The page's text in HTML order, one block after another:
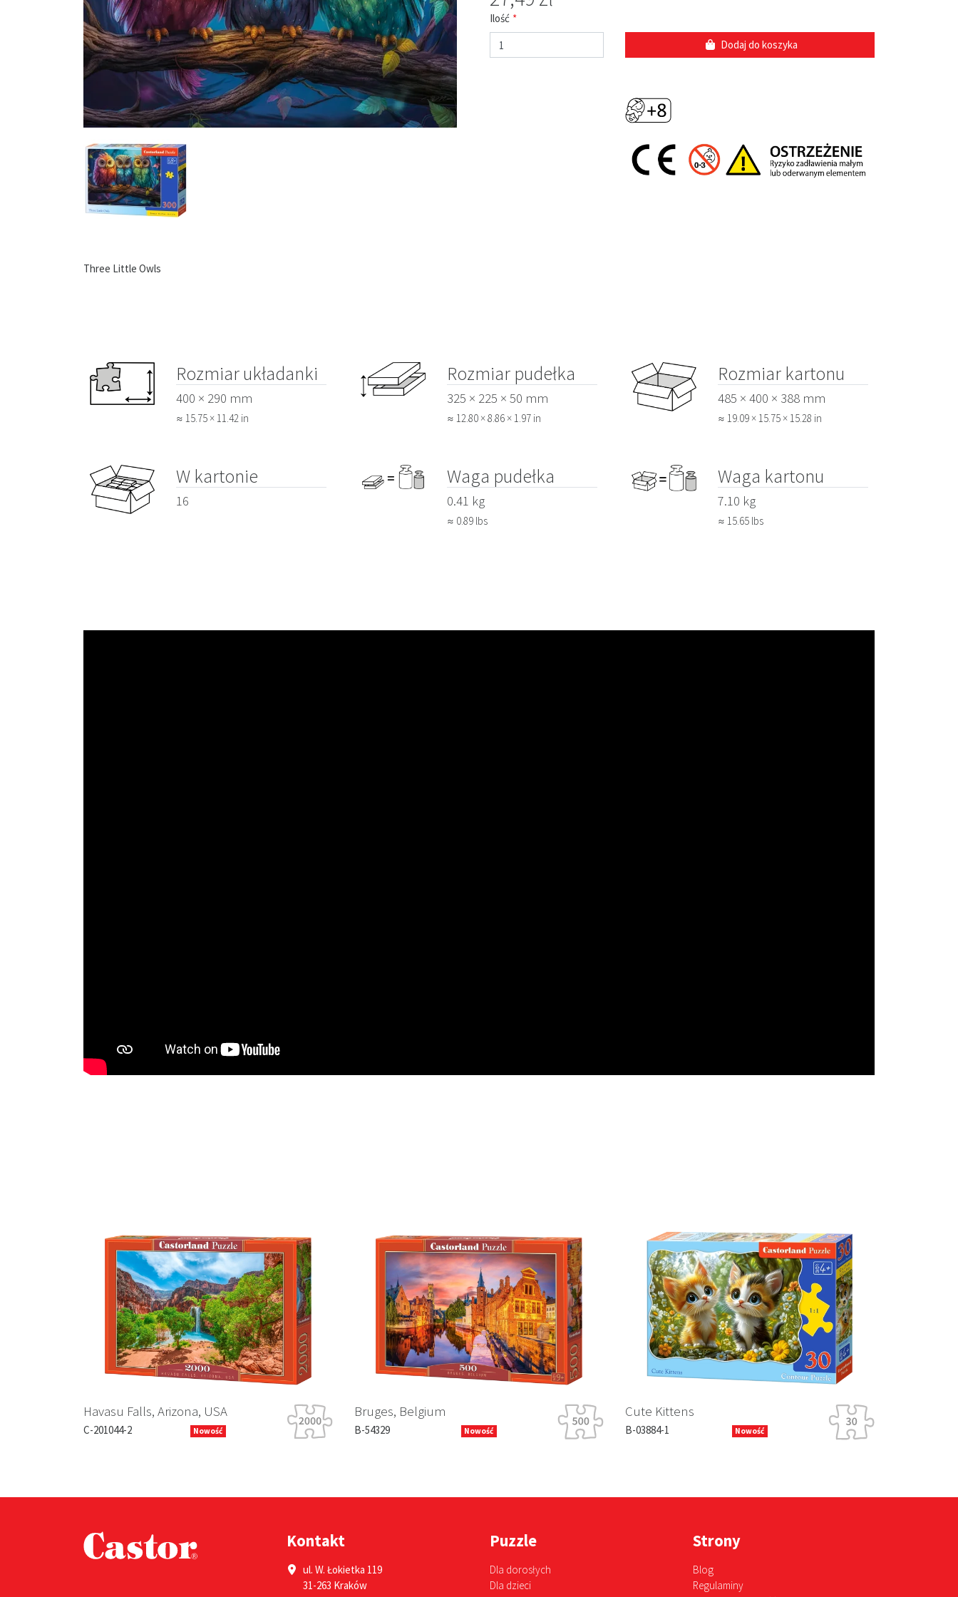
Ilość
Dodaj do koszyka
Three Little Owls
Rozmiar układanki
400 × 290 mm
≈ 15.75 × 11.42 in
Rozmiar pudełka
325 × 225 × 50 mm
≈ 12.80 × 8.86 × 1.97 in
Rozmiar kartonu
485 × 400 × 388 mm
≈ 19.09 × 15.75 × 15.28 in
W kartonie
16
Waga pudełka
0.41 kg
≈ 0.89 lbs
Waga kartonu
7.10 kg
≈ 15.65 lbs
Havasu Falls, Arizona, USA
C-201044-2 Nowość
Bruges, Belgium
B-54329 Nowość
Cute Kittens
B-03884-1 Nowość
Previous
Kontakt
ul. W. Łokietka 119
31-263 Kraków
Puzzle
Dla dorosłych
Dla dzieci
Strony
Blog
Regulaminy